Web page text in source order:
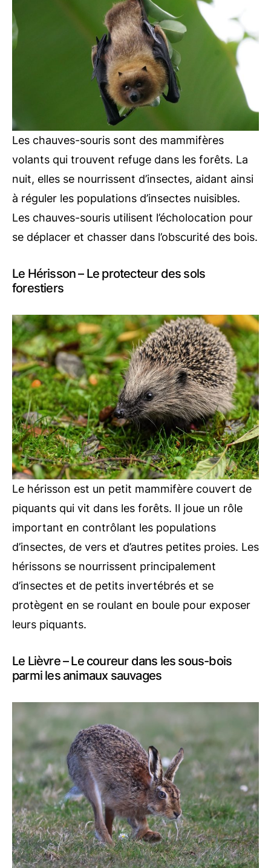
Les chauves-souris sont des mammifères
volants qui trouvent refuge dans les forêts. La
nuit, elles se nourrissent d’insectes, aidant ainsi
à réguler les populations d’insectes nuisibles.
Les chauves-souris utilisent l’écholocation pour
se déplacer et chasser dans l’obscurité des bois.
Le Hérisson – Le protecteur des sols
forestiers
Le hérisson est un petit mammifère couvert de
piquants qui vit dans les forêts. Il joue un rôle
important en contrôlant les populations
d’insectes, de vers et d’autres petites proies. Les
hérissons se nourrissent principalement
d’insectes et de petits invertébrés et se
protègent en se roulant en boule pour exposer
leurs piquants.
Le Lièvre – Le coureur dans les sous-bois
parmi les animaux sauvages